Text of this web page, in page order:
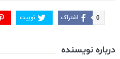
اشتراک 0 توییت
درباره نویسنده